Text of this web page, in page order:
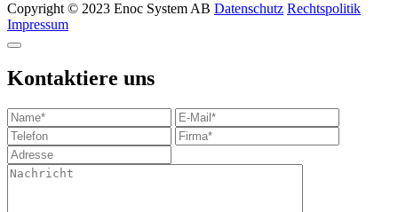
Copyright © 2023 Enoc System AB Datenschutz Rechtspolitik
Impressum
Kontaktiere uns